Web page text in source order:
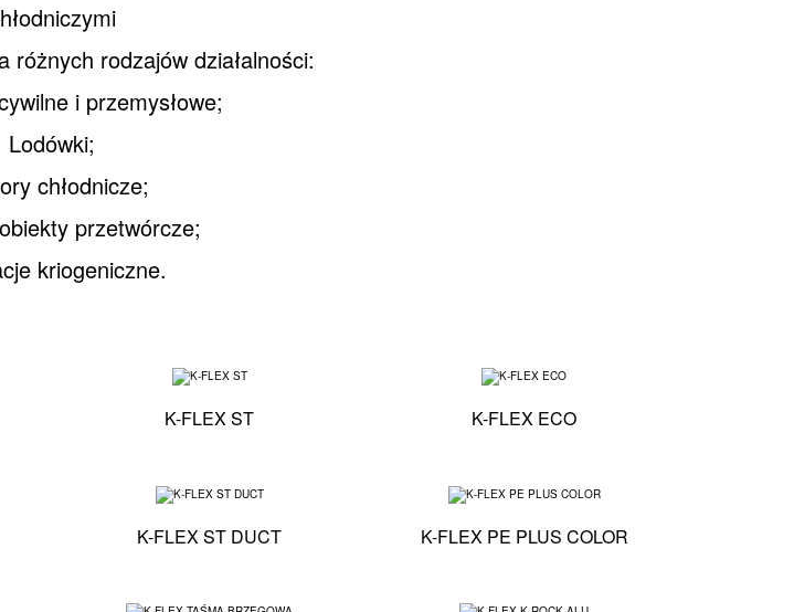
różnych rodzajów działalności:
i przemysłowe;
Lodówki;
chłodnicze;
przetwórcze;
kriogeniczne.
Specyfikacja techniczna - K-FLEX S1
K-FLEX ST
Specyfikacja techniczna - K-FLEX ST
K-FLEX ECO
Specyfikacja techniczna - K-FLEX SRC ECO
K-FLEX ST DUCT
Specyfikacja techniczna - K-FLEX ST DUCT
K-FLEX PE PLUS COLOR